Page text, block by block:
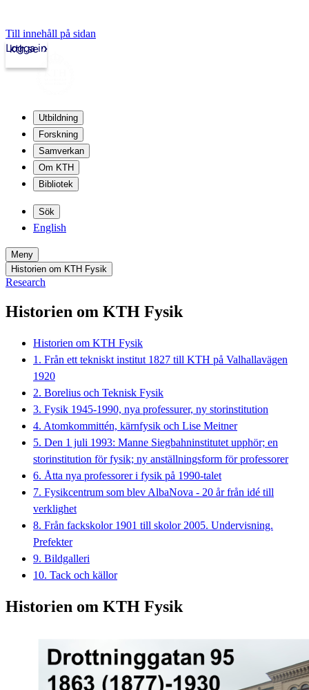
Till innehåll på sidan
kth.se
Logga in
Utbildning
Forskning
Samverkan
Om KTH
Bibliotek
Sök
English
Meny
Historien om KTH Fysik
Research
Historien om KTH Fysik
Historien om KTH Fysik
1. Från ett tekniskt institut 1827 till KTH på Valhallavägen
1920
2. Borelius och Teknisk Fysik
3. Fysik 1945-1990, nya professurer, ny storinstitution
4. Atomkommittén, kärnfysik och Lise Meitner
5. Den 1 juli 1993: Manne Siegbahninstitutet upphör; en
storinstitution för fysik; ny anställningsform för professorer
6. Åtta nya professorer i fysik på 1990-talet
7. Fysikcentrum som blev AlbaNova - 20 år från idé till
verklighet
8. Från fackskolor 1901 till skolor 2005. Undervisning.
Prefekter
9. Bildgalleri
10. Tack och källor
Historien om KTH Fysik